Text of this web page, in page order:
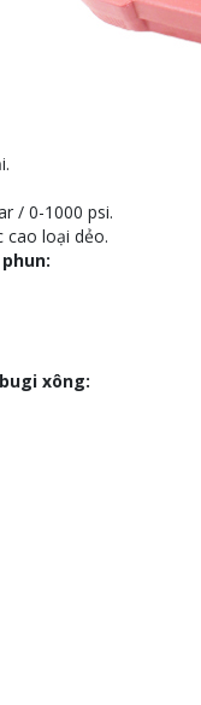
/ 0-1000 psi.
cao loại dẻo.
xông: